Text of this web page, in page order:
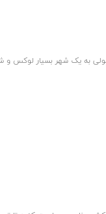
به یک شهر بسیار لوکس و